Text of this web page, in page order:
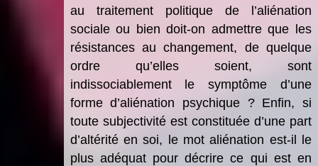
au traitement politique de l’aliénation
sociale ou bien doit-on admettre que les
résistances au changement, de quelque
ordre qu’elles soient, sont
indissociablement le symptôme d’une
forme d’aliénation psychique ? Enfin, si
toute subjectivité est constituée d’une part
d’altérité en soi, le mot aliénation est-il le
plus adéquat pour décrire ce qui est en